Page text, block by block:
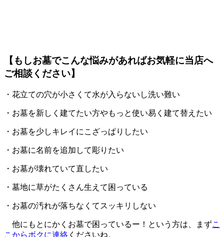
【もしお墓でこんな悩みがあればお気軽に当店へ
ご相談ください】
・花立ての穴が小さくて水が入らないし洗い難い
・お墓を新しく建てたい方やもっと使い易く建て替えたい
・お墓を少しキレイにこざっぱりしたい
・お墓に名前を追加して彫りたい
・お墓が壊れていて直したい
・墓地に草がたくさん生えて困っている
・お墓の汚れが落ちなくてスッキリしない
他にもとにかくお墓で困っているー！という方は、まずこ
こからボクに連絡 くださいね。